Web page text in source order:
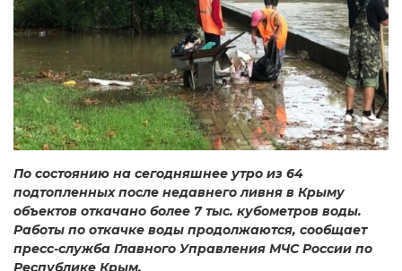
По состоянию на сегодняшнее утро из 64
подтопленных после недавнего ливня в Крыму
объектов откачано более 7 тыс. кубометров воды.
Работы по откачке воды продолжаются, сообщает
пресс-служба Главного Управления МЧС России по
Республике Крым.